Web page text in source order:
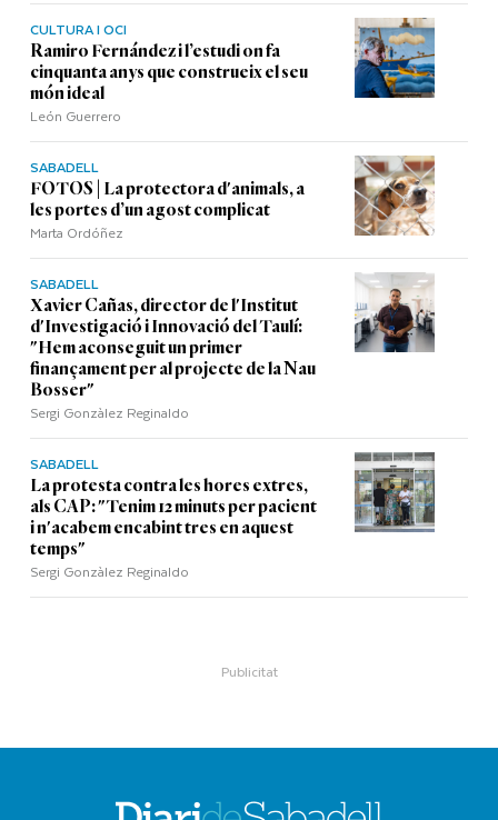
CULTURA I OCI
Ramiro Fernández i l’estudi on fa
cinquanta anys que construeix el seu
món ideal
León Guerrero
SABADELL
FOTOS | La protectora d'animals, a
les portes d’un agost complicat
Marta Ordóñez
SABADELL
Xavier Cañas, director de l'Institut
d'Investigació i Innovació del Taulí:
"Hem aconseguit un primer
finançament per al projecte de la Nau
Bosser"
Sergi Gonzàlez Reginaldo
SABADELL
La protesta contra les hores extres,
als CAP: "Tenim 12 minuts per pacient
i n'acabem encabint tres en aquest
temps"
Sergi Gonzàlez Reginaldo